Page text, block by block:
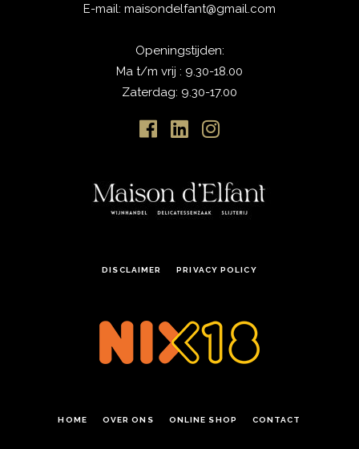
E-mail: maisondelfant@gmail.com
Openingstijden:
Ma t/m vrij : 9.30-18.00
Zaterdag: 9.30-17.00
DISCLAIMER PRIVACY POLICY
HOME OVER ONS ONLINE SHOP CONTACT